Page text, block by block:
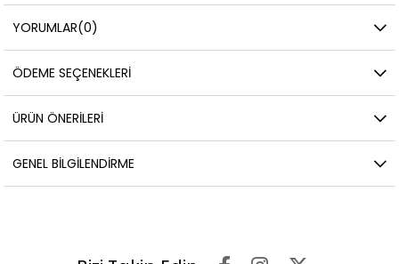
YORUMLAR(0)
ÖDEME SEÇENEKLERI
ÜRÜN ÖNERILERI
GENEL BILGILENDIRME